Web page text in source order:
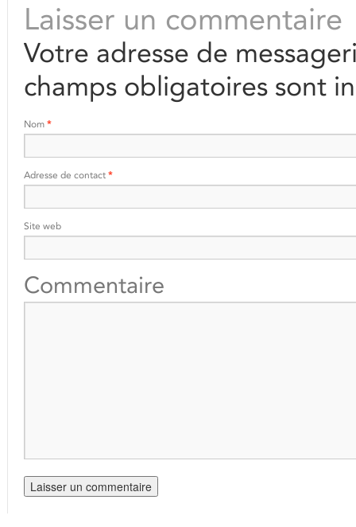
Laisser un commentaire
Votre adresse de
champs obligatoires sont
Nom *
Adresse de contact *
Site web
Commentaire